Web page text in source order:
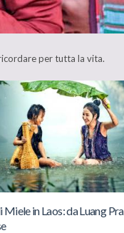
per tutta la vita.
Miele in Laos: da Luang